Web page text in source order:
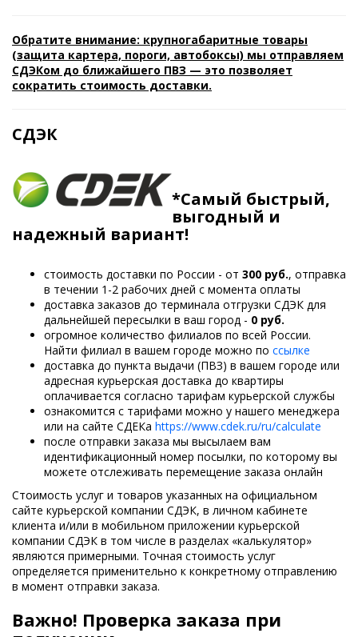
Обратите внимание: крупногабаритные товары
(защита картера, пороги, автобоксы) мы отправляем
СДЭКом до ближайшего ПВЗ — это позволяет
сократить стоимость доставки.
СДЭК
*Самый быстрый,
выгодный и
надежный вариант!
стоимость доставки по России - от 300 руб., отправка
в течении 1-2 рабочих дней с момента оплаты
доставка заказов до терминала отгрузки СДЭК для
дальнейшей пересылки в ваш город - 0 руб.
огромное количество филиалов по всей России.
Найти филиал в вашем городе можно по ссылке
доставка до пункта выдачи (ПВЗ) в вашем городе или
адресная курьерская доставка до квартиры
оплачивается согласно тарифам курьерской службы
ознакомится с тарифами можно у нашего менеджера
или на сайте СДЕКа https://www.cdek.ru/ru/calculate
после отправки заказа мы высылаем вам
идентификационный номер посылки, по которому вы
можете отслеживать перемещение заказа онлайн
Стоимость услуг и товаров указанных на официальном
сайте курьерской компании СДЭК, в личном кабинете
клиента и/или в мобильном приложении курьерской
компании СДЭК в том числе в разделах «калькулятор»
являются примерными. Точная стоимость услуг
определяется применительно к конкретному отправлению
в момент отправки заказа.
Важно! Проверка заказа при